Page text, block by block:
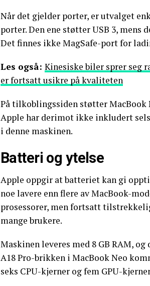
Når det gjelder porter, er utvalget
porter. Den ene støtter USB 3, mens
Det finnes ikke MagSafe-port for
Les også: Kinesiske biler sprer seg
er fortsatt usikre på kvaliteten
På tilkoblingssiden støtter MacBook
Apple har derimot ikke inkludert
i denne maskinen.
Batteri og ytelse
Apple oppgir at batteriet kan gi
noe lavere enn flere av MacBook-
prosessorer, men fortsatt
mange brukere.
Maskinen leveres med 8 GB RAM,
A18 Pro-brikken i MacBook Neo
seks CPU-kjerner og fem GPU-